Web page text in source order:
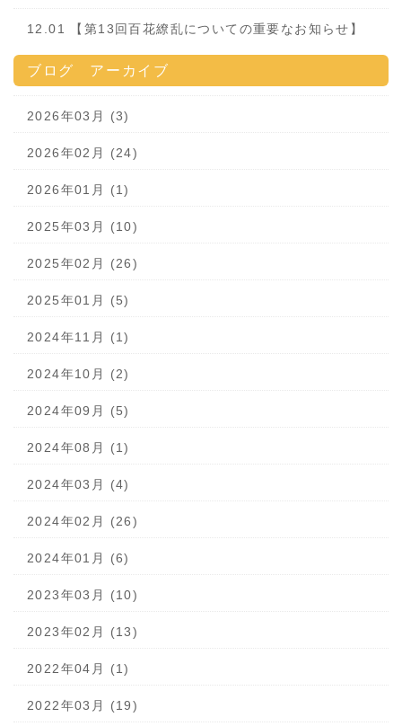
12.01 【第13回百花繚乱についての重要なお知らせ】
ブログ アーカイブ
2026年03月 (3)
2026年02月 (24)
2026年01月 (1)
2025年03月 (10)
2025年02月 (26)
2025年01月 (5)
2024年11月 (1)
2024年10月 (2)
2024年09月 (5)
2024年08月 (1)
2024年03月 (4)
2024年02月 (26)
2024年01月 (6)
2023年03月 (10)
2023年02月 (13)
2022年04月 (1)
2022年03月 (19)